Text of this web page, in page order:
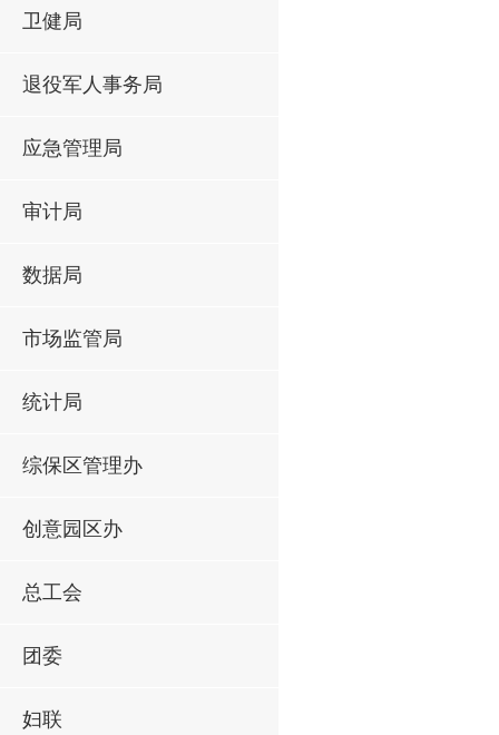
卫健局
退役军人事务局
应急管理局
审计局
数据局
市场监管局
统计局
综保区管理办
创意园区办
总工会
团委
妇联